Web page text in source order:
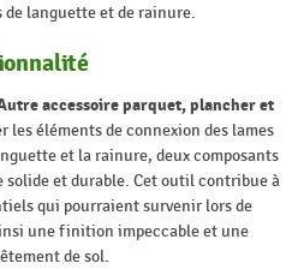
languette et de rainure.
accessoire parquet, plancher et
les éléments de connexion des lames
et la rainure, deux composants
solide et durable. Cet outil contribue à
qui pourraient survenir lors de
une finition impeccable et une
de sol.